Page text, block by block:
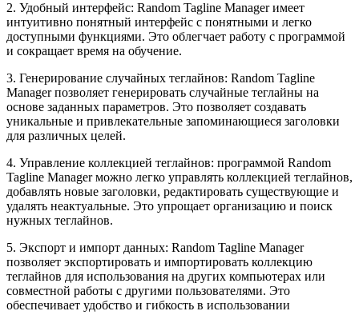
2. Удобный интерфейс: Random Tagline Manager имеет
интуитивно понятный интерфейс с понятными и легко
доступными функциями. Это облегчает работу с программой
и сокращает время на обучение.
3. Генерирование случайных теглайнов: Random Tagline
Manager позволяет генерировать случайные теглайны на
основе заданных параметров. Это позволяет создавать
уникальные и привлекательные запоминающиеся заголовки
для различных целей.
4. Управление коллекцией теглайнов: программой Random
Tagline Manager можно легко управлять коллекцией теглайнов,
добавлять новые заголовки, редактировать существующие и
удалять неактуальные. Это упрощает организацию и поиск
нужных теглайнов.
5. Экспорт и импорт данных: Random Tagline Manager
позволяет экспортировать и импортировать коллекцию
теглайнов для использования на других компьютерах или
совместной работы с другими пользователями. Это
обеспечивает удобство и гибкость в использовании